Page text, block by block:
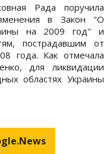
Рада поручила
в Закон "О
на 2009 год" и
пострадавшим от
года. Как отмечала
для ликвидации
областях Украины